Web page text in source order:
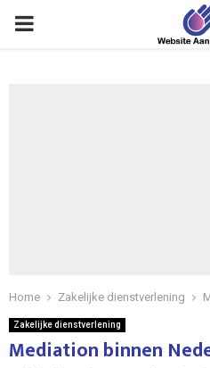
PRIMARY
Home Zakelijke dienstverlening
Zakelijke dienstverlening
Mediation binnen